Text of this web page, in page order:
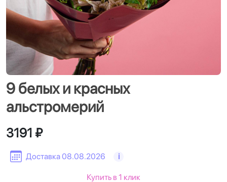
9 белых и красных
альстромерий
Доставка 08.08.2026 i
3191 ₽
Купить в 1 клик